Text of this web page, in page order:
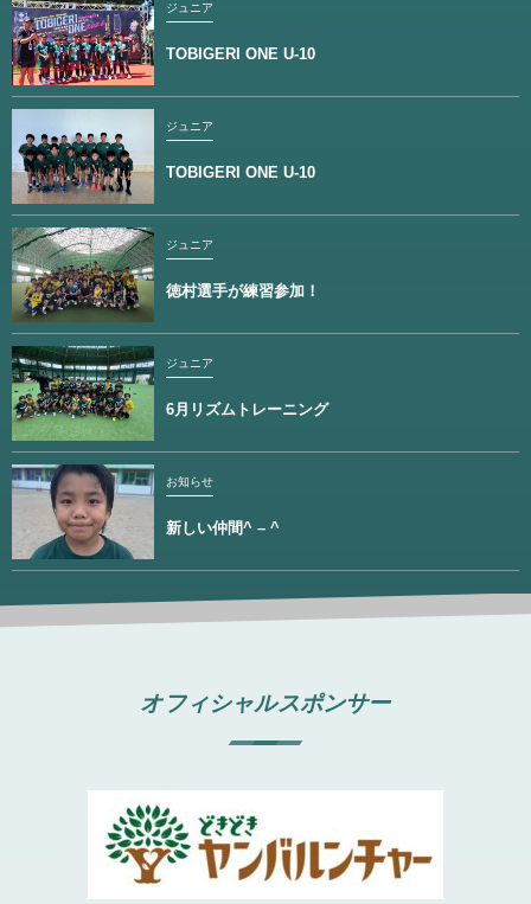
ジュニア
TOBIGERI ONE U-10
ジュニア
TOBIGERI ONE U-10
ジュニア
徳村選手が練習参加！
ジュニア
6月リズムトレーニング
お知らせ
新しい仲間^ – ^
オフィシャルスポンサー